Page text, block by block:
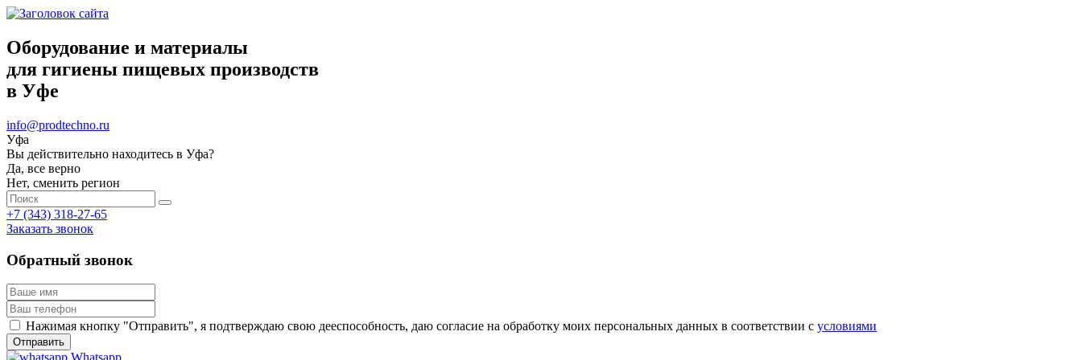
Оборудование и материалы
для гигиены пищевых производств
в Уфе
info@prodtechno.ru
Уфа
Вы действительно находитесь в Уфа?
Да, все верно
Нет, сменить регион
+7 (343) 318-27-65
Заказать звонок
Обратный звонок
Нажимая кнопку "Отправить", я подтверждаю свою дееспособность, даю согласие на обработку моих персональных данных в соответствии с условиями